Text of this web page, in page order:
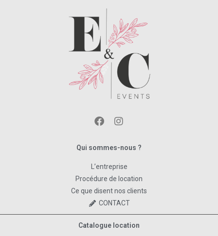
Qui sommes-nous ?
L’entreprise
Procédure de location
Ce que disent nos clients
CONTACT
Catalogue location